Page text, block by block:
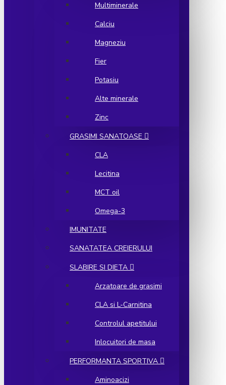
Multiminerale
Calciu
Magneziu
Fier
Potasiu
Alte minerale
Zinc
GRASIMI SANATOASE
CLA
Lecitina
MCT oil
Omega-3
IMUNITATE
SANATATEA CREIERULUI
SLABIRE SI DIETA
Arzatoare de grasimi
CLA si L-Carnitina
Controlul apetitului
Inlocuitori de masa
PERFORMANTA SPORTIVA
Aminoacizi